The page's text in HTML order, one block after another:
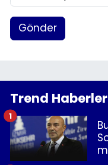
Gönder
Trend Haberler
1